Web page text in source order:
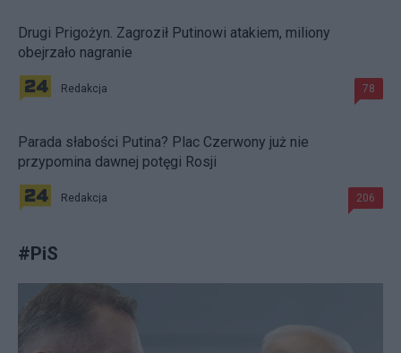
Drugi Prigożyn. Zagroził Putinowi atakiem, miliony
obejrzało nagranie
Redakcja 78
Parada słabości Putina? Plac Czerwony już nie
przypomina dawnej potęgi Rosji
Redakcja 206
#PiS